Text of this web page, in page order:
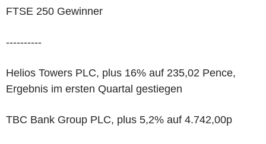
FTSE 250 Gewinner
----------
Helios Towers PLC, plus 16% auf 235,02 Pence,
Ergebnis im ersten Quartal gestiegen
TBC Bank Group PLC, plus 5,2% auf 4.742,00p